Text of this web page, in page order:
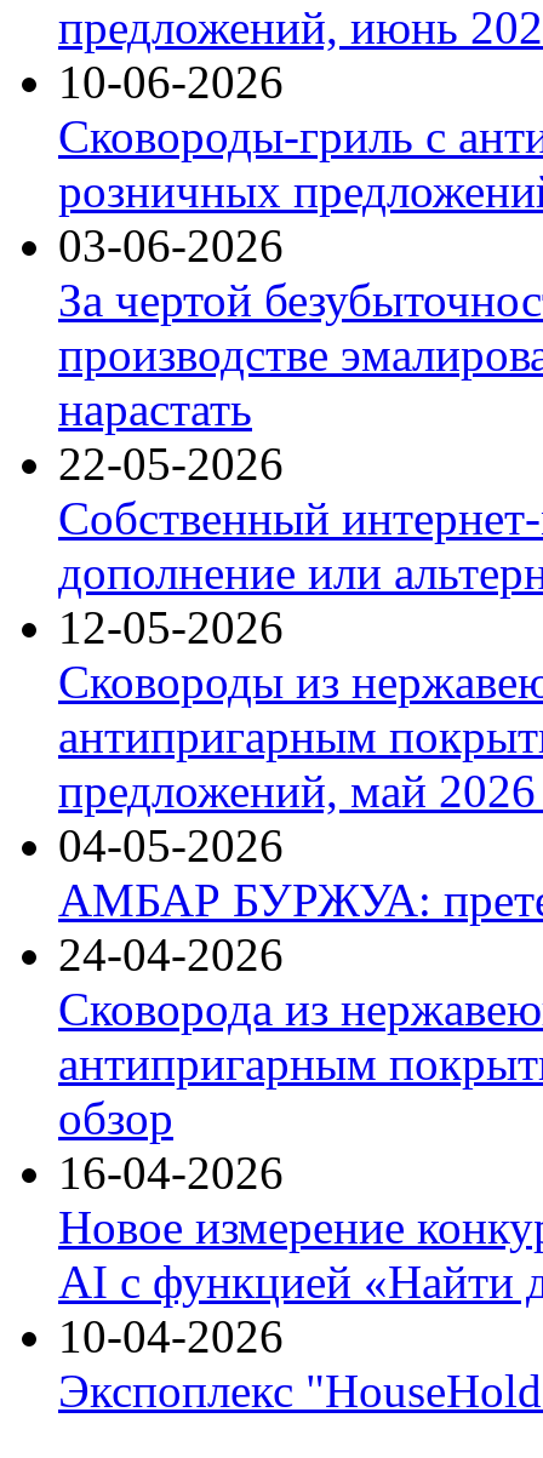
предложений, июнь
10-06-2026
Сковороды-гриль с
розничных
03-06-2026
За чертой
производстве
нарастать
22-05-2026
Собственный
дополнение или
12-05-2026
Сковороды из
антипригарным
предложений, май 2026
04-05-2026
АМБАР БУРЖУА:
24-04-2026
Сковорода из
антипригарным
обзор
16-04-2026
Новое измерение
AI с функцией «Найти
10-04-2026
Экспоплекс